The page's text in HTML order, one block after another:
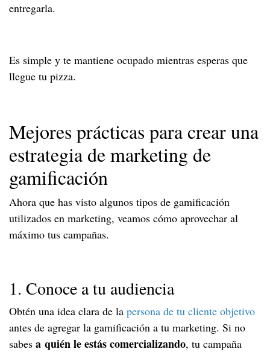
entregarla.
Es simple y te mantiene ocupado mientras esperas que
llegue tu pizza.
Mejores prácticas para crear una
estrategia de marketing de
gamificación
Ahora que has visto algunos tipos de gamificación
utilizados en marketing, veamos cómo aprovechar al
máximo tus campañas.
1. Conoce a tu audiencia
Obtén una idea clara de la persona de tu cliente objetivo
antes de agregar la gamificación a tu marketing. Si no
sabes a quién le estás comercializando, tu campaña